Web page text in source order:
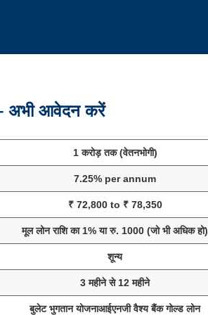
अभी आवेदन करें
1 करोड़ तक (वेतनभोगी)
7.25% per annum
₹ 72,800 to ₹ 78,350
मूल लोन राशि का 1% या रु. 1000 (जो भी अधिक हो)
शून्य
3 महीने से 12 महीने
बुलेट भुगतान योजनाआईएनजी वैश्य बैंक गोल्ड लोन